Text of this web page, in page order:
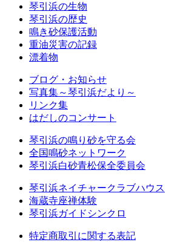
琴引浜の生物
琴引浜の歴史
鳴き砂保護活動
重油災害の記録
漂着物
ブログ・お知らせ
写真集～琴引浜だより～
リンク集
はだしのコンサート
琴引浜の鳴り砂を守る会
全国鳴砂ネットワーク
琴引浜白砂青松保全委員会
琴引浜ネイチャークラブハウス
海蔵寺座禅体験
琴引浜ガイドシンクロ
特定商取引に関する表記